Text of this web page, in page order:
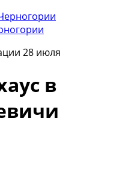
28 июля
в